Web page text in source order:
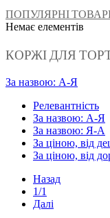
ПОПУЛЯРНІ
Немає елементів
КОРЖІ ДЛЯ
За назвою: А-Я
Релевантність
За назвою: А-Я
За назвою: Я-А
За ціною, від
За ціною, від
Назад
1/1
Далі